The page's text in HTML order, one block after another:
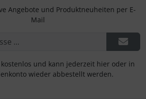
Angebote und Produktneuheiten per E-
Mail
und kann jederzeit hier oder in
wieder abbestellt werden.